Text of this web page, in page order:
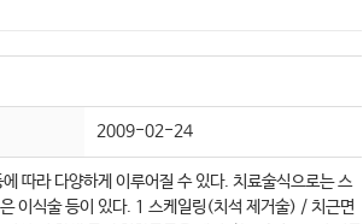
2009-02-24
따라 다양하게 이루어질 수 있다. 치료술식으로는 스
이식술 등이 있다. 1 스케일링(치석 제거술) / 치근면